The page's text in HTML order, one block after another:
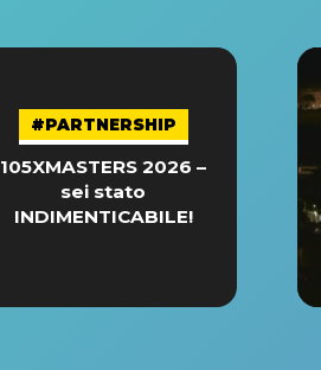
#PARTNERSHIP
105XMASTERS 2026 –
sei stato
INDIMENTICABILE!